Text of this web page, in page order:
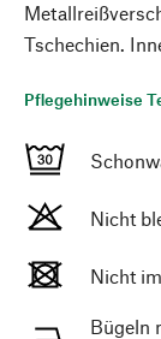
Tschechien.
Pflegehinweise
Nicht
Nicht
Bügeln